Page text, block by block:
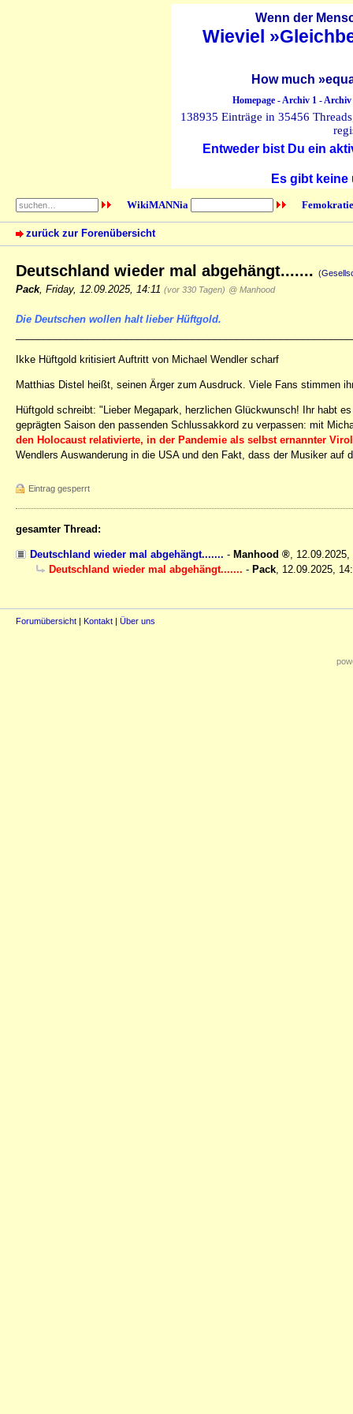
Wenn der
Wieviel
How much
Homepage-Archiv 1-Archiv
138935 Einträge in 35456
Entweder bist Du ein
Es gibt
WikiMANNia
zurück zur Forenübersicht
Deutschland wieder mal abgehängt.......
Pack, Friday, 12.09.2025, 14:11 (vor 330 Tagen) @ Manhood
Die Deutschen wollen halt lieber Hüftgold.
Ikke Hüftgold kritisiert Auftritt von Michael Wendler scharf
Matthias Distel heißt, seinen Ärger zum Ausdruck. Viele Fans stimmen
Hüftgold schreibt: "Lieber Megapark, herzlichen Glückwunsch! Ihr habt
geprägten Saison den passenden Schlussakkord zu verpassen: mit
den Holocaust relativierte, in der Pandemie als selbst ernannter
Wendlers Auswanderung in die USA und den Fakt, dass der Musiker
Eintrag gesperrt
gesamter Thread:
Deutschland wieder mal abgehängt....... - Manhood ,
Deutschland wieder mal abgehängt....... - Pack, 12.09.2025,
Forumübersicht | Kontakt | Über uns